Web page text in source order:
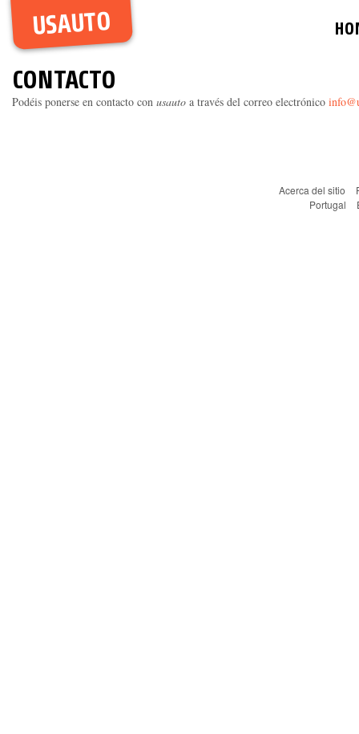
USAUTO
CONTACTO
Podéis ponerse en contacto con usauto a través del correo electrónico
Acerca del sitio
Portugal